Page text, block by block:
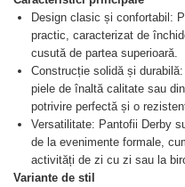
Design clasic și confortabil:
practic, caracterizat de
cusută de partea superioară.
Construcție solidă și
piele de înaltă calitate sau
potrivire perfectă și o
Versatilitate: Pantofii Derby
de la evenimente formale,
activități de zi cu zi sau la
Variante de stil